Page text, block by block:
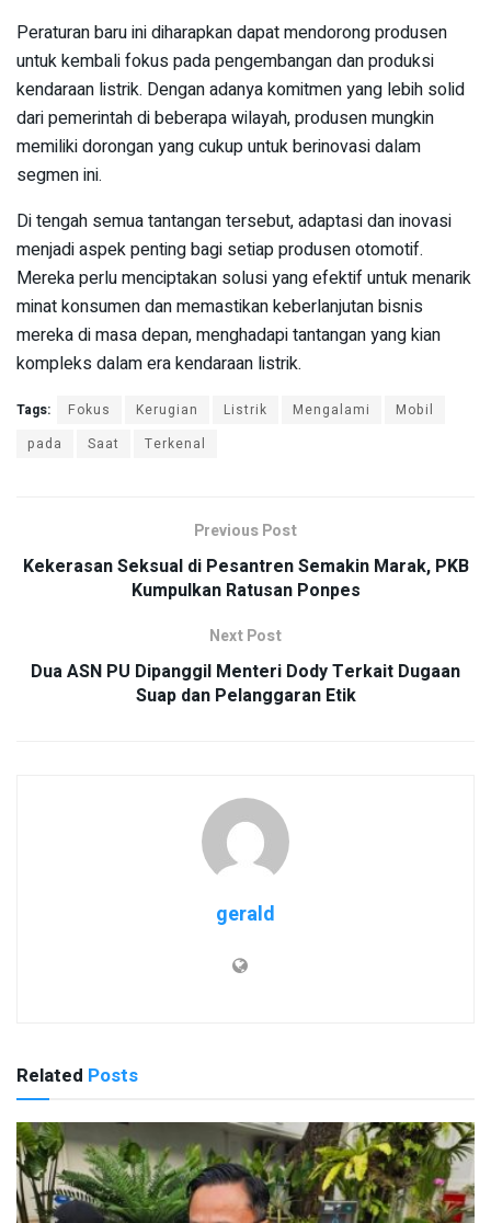
Peraturan baru ini diharapkan dapat mendorong produsen
untuk kembali fokus pada pengembangan dan produksi
kendaraan listrik. Dengan adanya komitmen yang lebih solid
dari pemerintah di beberapa wilayah, produsen mungkin
memiliki dorongan yang cukup untuk berinovasi dalam
segmen ini.
Di tengah semua tantangan tersebut, adaptasi dan inovasi
menjadi aspek penting bagi setiap produsen otomotif.
Mereka perlu menciptakan solusi yang efektif untuk menarik
minat konsumen dan memastikan keberlanjutan bisnis
mereka di masa depan, menghadapi tantangan yang kian
kompleks dalam era kendaraan listrik.
Tags: Fokus Kerugian Listrik Mengalami
Mobil
pada
Saat Terkenal
Previous Post
Kekerasan Seksual di Pesantren Semakin Marak, PKB
Kumpulkan Ratusan Ponpes
Next Post
Dua ASN PU Dipanggil Menteri Dody Terkait Dugaan
Suap dan Pelanggaran Etik
gerald
Related Posts